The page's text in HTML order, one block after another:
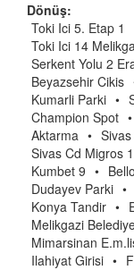
Dönüş:
Toki Ici 5. Etap 1
Toki Ici 14
Serkent Yolu 2
Beyazsehir Cikis
Kumarli Parki •
Champion Spot •
Aktarma •
Sivas Cd Migros
Kumbet 9 •
Dudayev Parki •
Konya Tandir •
Melikgazi
Mimarsinan
Ilahiyat Girisi •